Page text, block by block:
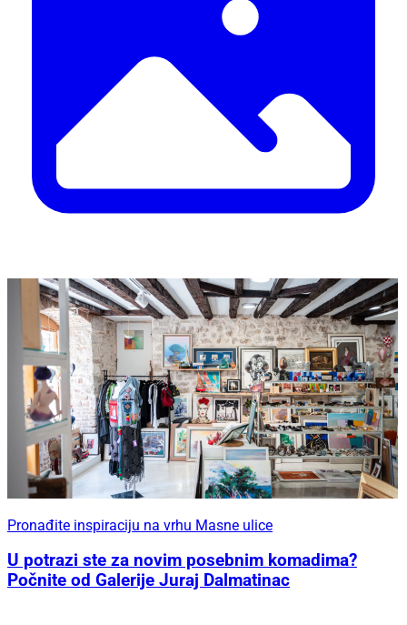
Pronađite inspiraciju na vrhu Masne ulice
U potrazi ste za novim posebnim komadima?
Počnite od Galerije Juraj Dalmatinac